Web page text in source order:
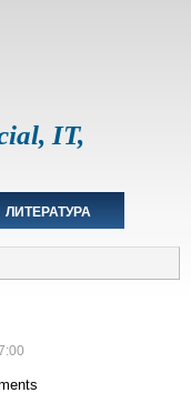
IT,
ЛИТЕРАТУРА